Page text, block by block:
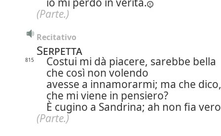
(Parte.)
Recitativo
Serpetta
815
Costui mi dà piacere, sarebbe bella
che così non volendo
avesse a innamorarmi; ma che dico,
che mi viene in pensiero?
È cugino a Sandrina; ah non fia
(Parte.)